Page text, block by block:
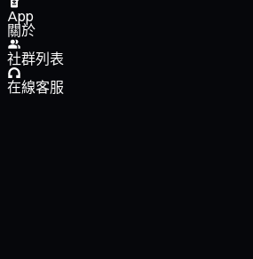
App
關於
社群列表
在線客服